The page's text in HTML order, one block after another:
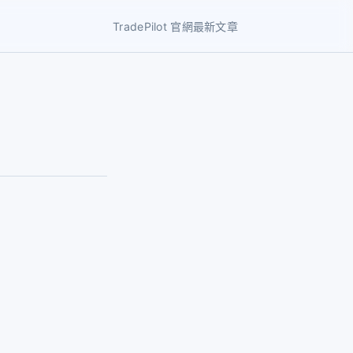
TradePilot 官網最新文章